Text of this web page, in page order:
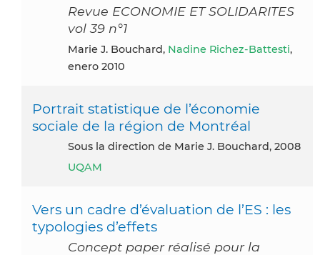
Revue ECONOMIE ET SOLIDARITES
vol 39 n°1
Marie J. Bouchard, Nadine Richez-Battesti,
enero 2010
Portrait statistique de l’économie
sociale de la région de Montréal
Sous la direction de Marie J. Bouchard, 2008
UQAM
Vers un cadre d’évaluation de l’ES : les
typologies d’effets
Concept paper réalisé pour la